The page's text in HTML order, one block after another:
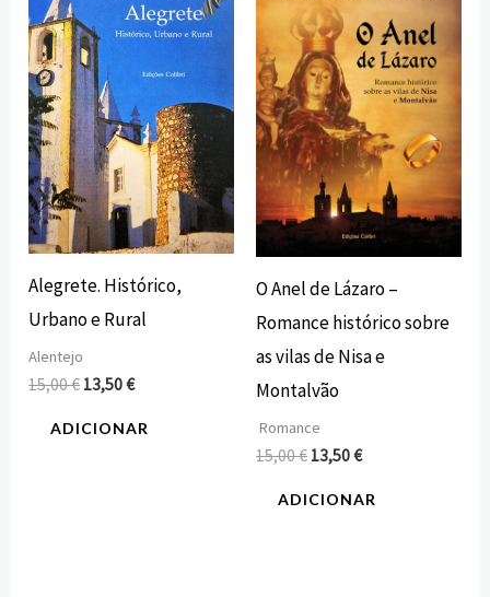
Alegrete. Histórico,
Urbano e Rural
Alentejo
15,00€
original
era:
15,00 €.
13,50€
atual
é:
ADICIONAR
O Anel de Lázaro –
Romance histórico sobre
as vilas de Nisa e
Montalvão
Romance
15,00€
original
era:
15,00 €.
13,50€
atual
é:
13,50 €.
ADICIONAR